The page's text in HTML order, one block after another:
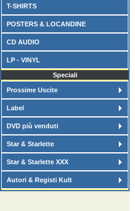
T-SHIRTS
POSTERS & LOCANDINE
CD AUDIO
LP - VINYL
Speciali
Prossime Uscite
Label
DVD più venduti
Star & Starlette
Star & Starlette XXX
Autori & Registi Kult